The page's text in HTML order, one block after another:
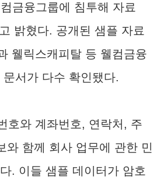
금융그룹에 침투해 자료
밝혔다. 공개된 샘플 자료
웰릭스캐피탈 등 웰컴금융
서가 다수 확인됐다.
호와 계좌번호, 연락처, 주
와 함께 회사 업무에 관한 민
. 이들 샘플 데이터가 암호